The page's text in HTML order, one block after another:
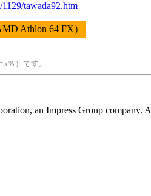
tawada92.htm
Athlon 64 FX）
％）です。
an Impress Group company.